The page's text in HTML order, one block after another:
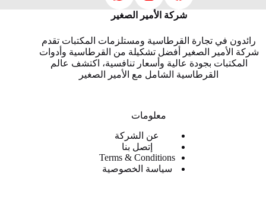
شركة الأمير الصغير
رائدون في تجارة القرطاسية ومستلزمات المكتبات تقدم
شركة الأمير الصغير أفضل تشكيلة من القرطاسية وأدوات
المكتبات بجودة عالية وأسعار تنافسية، اكتشف عالم
القرطاسية الشامل مع الأمير الصغير
معلومات
عن الشركة
إتصل بنا
Terms & Conditions
سياسة الخصوصية